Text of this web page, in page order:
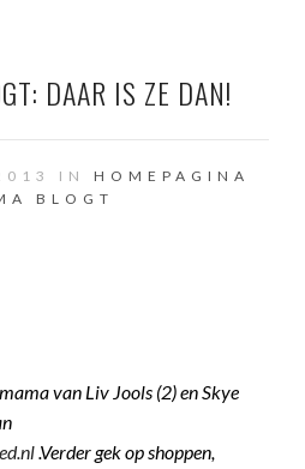
DAAR IS ZE DAN!
IN HOMEPAGINA
BLOGT
van Liv Jools (2) en Skye
.Verder gekop shoppen,